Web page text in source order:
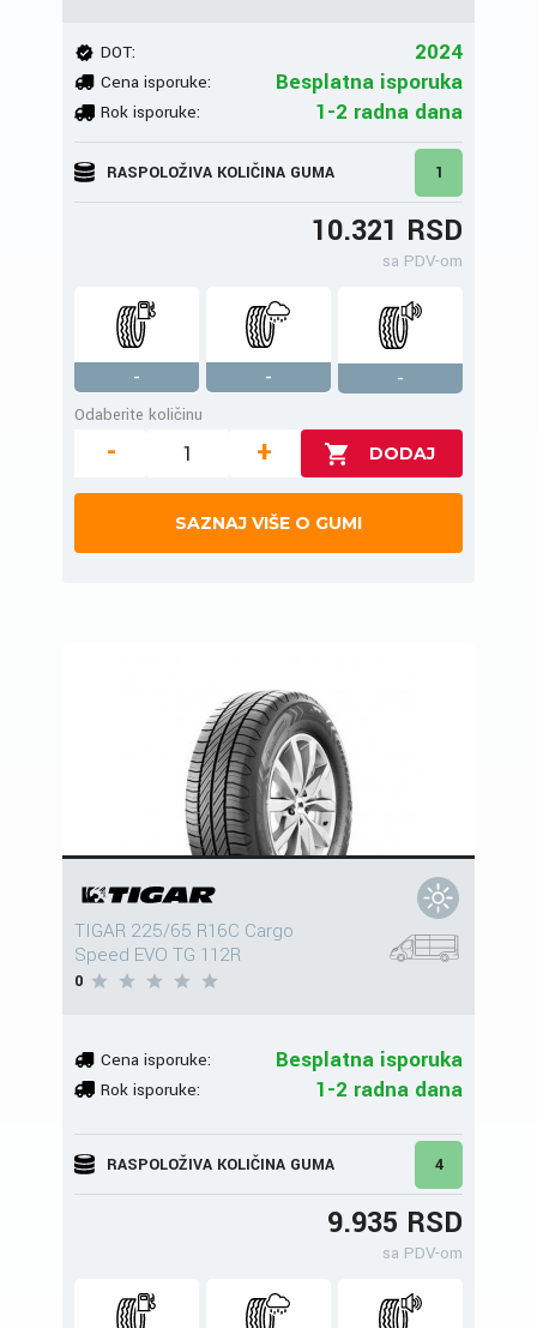
DOT: 2024
Cena isporuke: Besplatna isporuka
Rok isporuke: 1-2 radna dana
RASPOLOŽIVA KOLIČINA GUMA 1
10.321 RSD
sa PDV-om
- -
-
Odaberite količinu
- +
SAZNAJ VIŠE O GUMI
TIGAR 225/65 R16C Cargo
Speed EVO TG 112R
0
Cena isporuke: Besplatna isporuka
Rok isporuke: 1-2 radna dana
RASPOLOŽIVA KOLIČINA GUMA 4
9.935 RSD
sa PDV-om